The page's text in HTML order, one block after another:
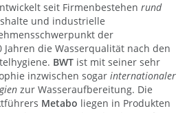
seit Firmenbestehen rund
und industrielle
der
die Wasserqualität nach den
BWT ist mit seiner sehr
inzwischen sogar internationaler
zur Wasseraufbereitung. Die
Metabo liegen in Produkten